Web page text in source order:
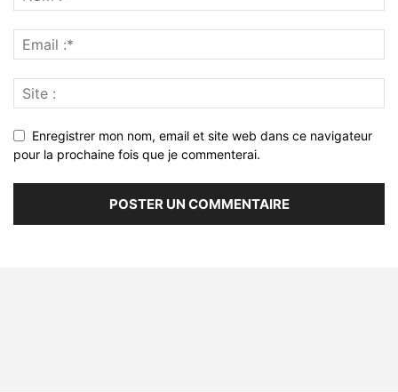
Enregistrer mon nom, email et site web dans ce navigateur
pour la prochaine fois que je commenterai.